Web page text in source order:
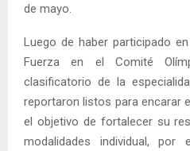
de mayo.
Luego de haber participado
Fuerza en el Comité
clasificatorio de la
reportaron listos para encarar
el objetivo de fortalecer su
modalidades individual, por